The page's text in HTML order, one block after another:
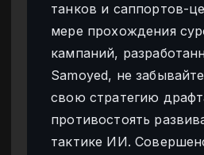
танков и саппортов-
мере прохождения
кампаний,
Samoyed, не
свою стратегию
противостоять
тактике ИИ.